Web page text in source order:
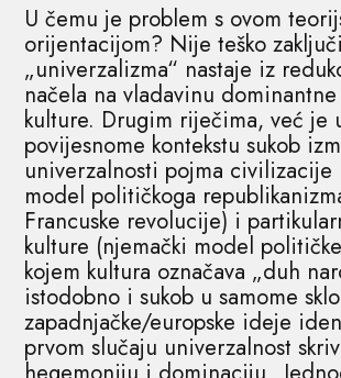
U čemu je problem s ovom
orijentacijom? Nije teško
„univerzalizma“ nastaje iz
načela na vladavinu
kulture. Drugim riječima, već je
povijesnome kontekstu sukob
univerzalnosti pojma civilizacije
model političkoga
Francuske revolucije) i
kulture (njemački model
kojem kultura označava „duh
istodobno i sukob u samome
zapadnjačke/europske ideje
prvom slučaju univerzalnost